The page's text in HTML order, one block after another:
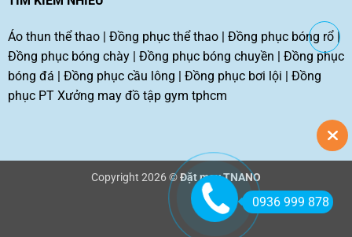
Áo thun thể thao| Đồng phục thể thao| Đồng phục bóng rổ|
Đồng phục bóng chày| Đồng phục bóng chuyền | Đồng phục
bóng đá | Đồng phục cầu lông | Đồng phục bơi lội | Đồng
phục PT Xưởng may đồ tập gym tphcm
Copyright 2026 ©Đặt may TNANO
0936 999 878